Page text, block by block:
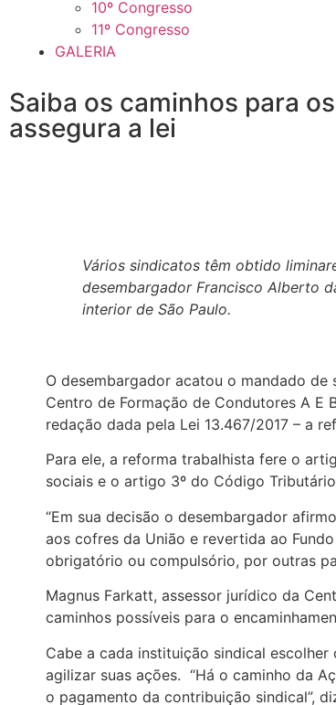
10º Congresso
11º Congresso
GALERIA
Saiba os caminhos para
assegura a lei
Vários sindicatos têm obtido
desembargador Francisco Alberto
interior de São Paulo.
O desembargador acatou o mandado
Centro de Formação de Condutores A E
redação dada pela Lei 13.467/2017 – a
Para ele, a reforma trabalhista fere o
sociais e o artigo 3º do Código
“Em sua decisão o desembargador
aos cofres da União e revertida ao
obrigatório ou compulsório, por outras
Magnus Farkatt, assessor jurídico da
caminhos possíveis para o
Cabe a cada instituição sindical
agilizar suas ações. “Há o caminho da
o pagamento da contribuição sindical”,